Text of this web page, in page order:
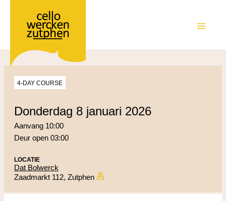
4-DAY COURSE
donderdag 8 januari 2026
Aanvang 10:00
Deur open 03:00
LOCATIE
Dat Bolwerck
Zaadmarkt 112, Zutphen